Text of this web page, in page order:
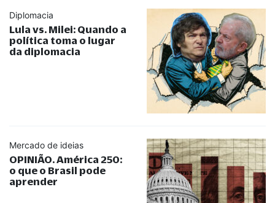
Diplomacia
Lula vs. Milei: Quando a
política toma o lugar
da diplomacia
Mercado de ideias
OPINIÃO. América 250:
o que o Brasil pode
aprender